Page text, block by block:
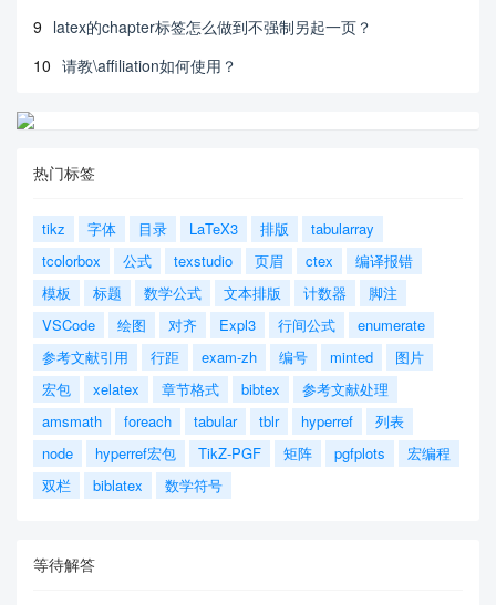
9 latex的chapter标签怎么做到不强制另起一页？
10 请教\affiliation如何使用？
热门标签
tikz 字体 目录 LaTeX3 排版
tabularray
tcolorbox
公式 texstudio 页眉 ctex
编译报错
模板
标题 数学公式 文本排版 计数器
脚注
VSCode
绘图 对齐 Expl3 行间公式
enumerate
参考文献引用
行距 exam-zh 编号 minted
图片
宏包
xelatex 章节格式 bibtex
参考文献处理
amsmath
foreach tabular tblr hyperref
列表
node
hyperref宏包 TikZ-PGF 矩阵 pgfplots
宏编程
双栏
biblatex 数学符号
等待解答